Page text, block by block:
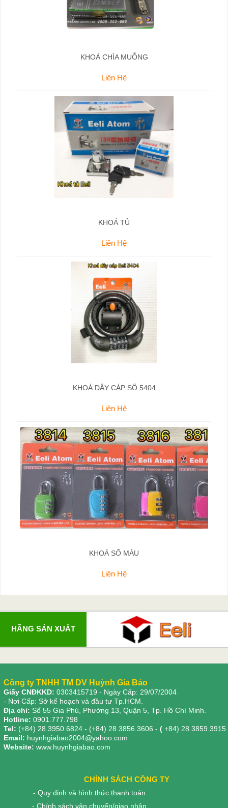
KHOÁ CHÌA MUỖNG
Liên Hệ
KHOÁ TỦ
Liên Hệ
KHOÁ DÂY CÁP SỐ 5404
Liên Hệ
KHOÁ SỐ MÀU
Liên Hệ
HÃNG SẢN XUẤT
Công ty TNHH TM DV Huỳnh Gia Bảo
Giấy CNĐKKD: 0303415719 - Ngày Cấp: 29/07/2004
- Nơi Cấp: Sở kế hoạch và đầu tư Tp.HCM.
Địa chỉ: Số 55 Gia Phú, Phường 13, Quận 5, Tp. Hồ Chí Minh.
Hotline: 0901.777.798
Tel: (+84) 28.3950.6824 - (+84) 28.3856.3606 - ( +84) 28.3859.3915
Email: huynhgiabao2004@yahoo.com
Website: www.huynhgiabao.com
CHÍNH SÁCH CÔNG TY
- Quy định và hình thức thanh toán
- Chính sách vận chuyển/giao nhận